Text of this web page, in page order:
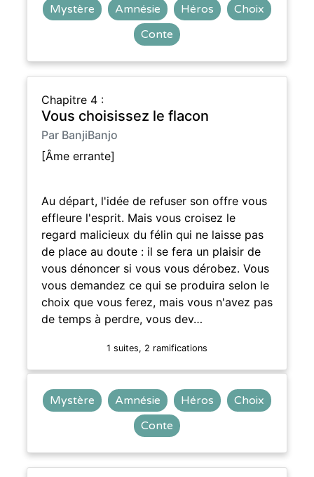
Mystère Amnésie Héros
Choix
Conte
Chapitre 4 :
Vous choisissez le flacon
Par BanjiBanjo
[Âme errante]
Au départ, l'idée de refuser son offre vous
effleure l'esprit. Mais vous croisez le
regard malicieux du félin qui ne laisse pas
de place au doute : il se fera un plaisir de
vous dénoncer si vous vous dérobez. Vous
vous demandez ce qui se produira selon le
choix que vous ferez, mais vous n'avez pas
de temps à perdre, vous dev…
1 suites, 2 ramifications
Mystère Amnésie Héros
Choix
Conte